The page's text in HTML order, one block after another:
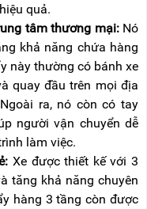
quả.
tâm thương mại:Nó
khả năng chứa hàng
này thường có bánh xe
quay đầu trên mọi địa
ra, nó còn có tay
người vận chuyển dễ
làm việc.
Xe được thiết kế với 3
tăng khả năng chuyên
hàng 3 tầng còn được